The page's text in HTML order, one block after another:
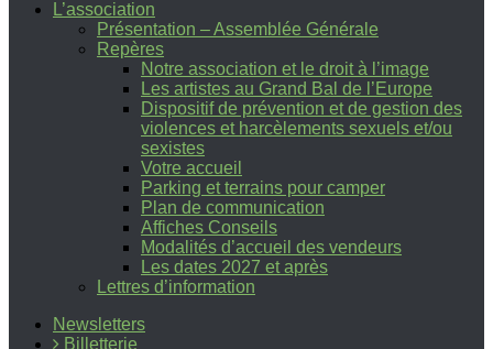
L’association
Présentation – Assemblée Générale
Repères
Notre association et le droit à l’image
Les artistes au Grand Bal de l’Europe
Dispositif de prévention et de gestion des
violences et harcèlements sexuels et/ou
sexistes
Votre accueil
Parking et terrains pour camper
Plan de communication
Affiches Conseils
Modalités d’accueil des vendeurs
Les dates 2027 et après
Lettres d’information
Newsletters
Billetterie